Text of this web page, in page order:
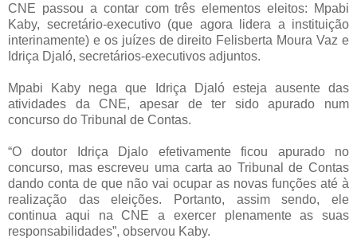
CNE passou a contar com três elementos eleitos: Mpabi
Kaby, secretário-executivo (que agora lidera a instituição
interinamente) e os juízes de direito Felisberta Moura Vaz e
Idriça Djaló, secretários-executivos adjuntos.
Mpabi Kaby nega que Idriça Djaló esteja ausente das
atividades da CNE, apesar de ter sido apurado num
concurso do Tribunal de Contas.
“O doutor Idriça Djalo efetivamente ficou apurado no
concurso, mas escreveu uma carta ao Tribunal de Contas
dando conta de que não vai ocupar as novas funções até à
realização das eleições. Portanto, assim sendo, ele
continua aqui na CNE a exercer plenamente as suas
responsabilidades”, observou Kaby.